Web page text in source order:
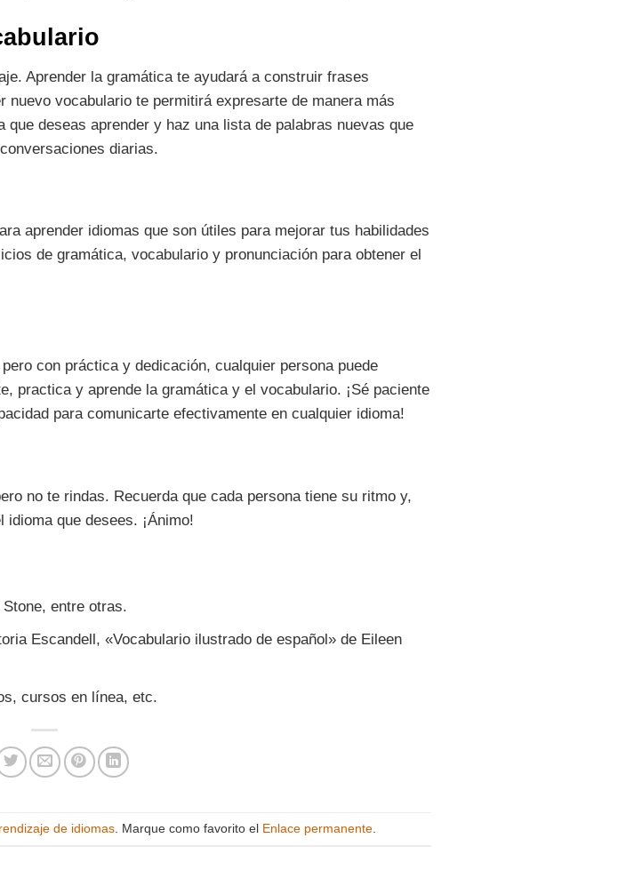
Aprender la gramática te ayudará a construir frases
vocabulario te permitirá expresarte de manera más
deseas aprender y haz una lista de palabras nuevas que
diarias.
aprender idiomas que son útiles para mejorar tus habilidades
de gramática, vocabulario y pronunciación para obtener el
con práctica y dedicación, cualquier persona puede
practica y aprende la gramática y el vocabulario. ¡Sé paciente
para comunicarte efectivamente en cualquier idioma!
no te rindas. Recuerda que cada persona tiene su ritmo y,
que desees. ¡Ánimo!
entre otras.
Escandell, «Vocabulario ilustrado de español» de Eileen
cursos en línea, etc.
de idiomas. Marque como favorito el Enlace permanente.